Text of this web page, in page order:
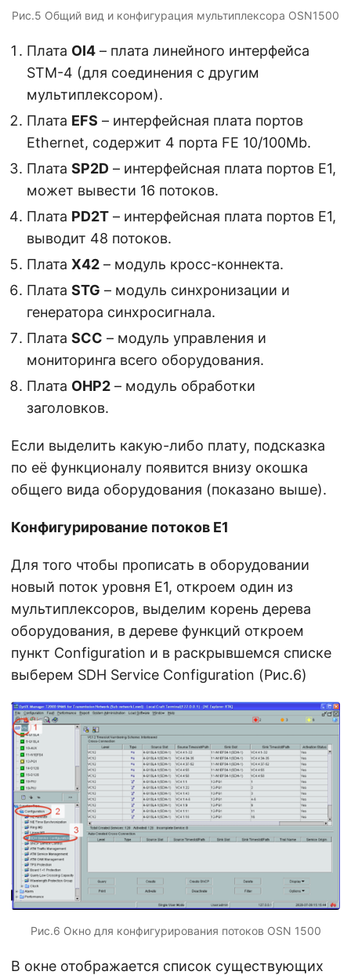
Рис.5 Общий вид и конфигурация мультиплексора OSN1500
Плата OI4 – плата линейного интерфейса
STM-4 (для соединения с другим
мультиплексором).
Плата EFS – интерфейсная плата портов
Ethernet, содержит 4 порта FE 10/100Mb.
Плата SP2D – интерфейсная плата портов E1,
может вывести 16 потоков.
Плата PD2T – интерфейсная плата портов E1,
выводит 48 потоков.
Плата X42 – модуль кросс-коннекта.
Плата STG – модуль синхронизации и
генератора синхросигнала.
Плата SCC – модуль управления и
мониторинга всего оборудования.
Плата OHP2 – модуль обработки
заголовков.
Если выделить какую-либо плату, подсказка
по её функционалу появится внизу окошка
общего вида оборудования (показано выше).
Конфигурирование потоков E1
Для того чтобы прописать в оборудовании
новый поток уровня E1, откроем один из
мультиплексоров, выделим корень дерева
оборудования, в дереве функций откроем
пункт Configuration и в раскрывшемся списке
выберем SDH Service Configuration (Рис.6)
Рис.6 Окно для конфигурирования потоков OSN 1500
В окне отображается список существующих